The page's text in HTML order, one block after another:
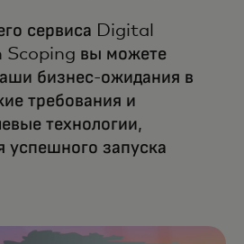
сервиса Digital
вы можете
бизнес-ожидания в
требования и
технологии,
успешного запуска